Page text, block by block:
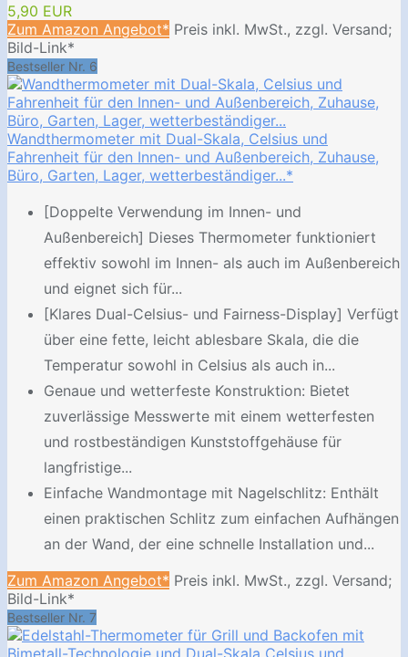
5,90 EUR
Zum Amazon Angebot* Preis inkl. MwSt., zzgl. Versand;
Bild-Link*
Bestseller Nr. 6
Wandthermometer mit Dual-Skala, Celsius und
Fahrenheit für den Innen- und Außenbereich, Zuhause,
Büro, Garten, Lager, wetterbeständiger...*
[Doppelte Verwendung im Innen- und
Außenbereich] Dieses Thermometer funktioniert
effektiv sowohl im Innen- als auch im Außenbereich
und eignet sich für...
[Klares Dual-Celsius- und Fairness-Display] Verfügt
über eine fette, leicht ablesbare Skala, die die
Temperatur sowohl in Celsius als auch in...
Genaue und wetterfeste Konstruktion: Bietet
zuverlässige Messwerte mit einem wetterfesten
und rostbeständigen Kunststoffgehäuse für
langfristige...
Einfache Wandmontage mit Nagelschlitz: Enthält
einen praktischen Schlitz zum einfachen Aufhängen
an der Wand, der eine schnelle Installation und...
Zum Amazon Angebot* Preis inkl. MwSt., zzgl. Versand;
Bild-Link*
Bestseller Nr. 7